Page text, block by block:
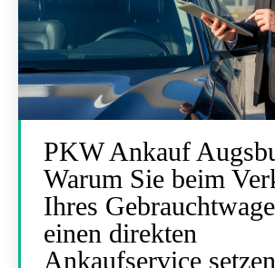
PKW Ankauf
Warum Sie beim
Ihres
einen direkten
Ankaufservice setzen